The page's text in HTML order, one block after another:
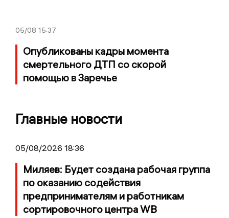
05/08 15:37
Опубликованы кадры момента
смертельного ДТП со скорой
помощью в Заречье
Главные новости
05/08/2026 18:36
Миляев: Будет создана рабочая группа
по оказанию содействия
предпринимателям и работникам
сортировочного центра WB